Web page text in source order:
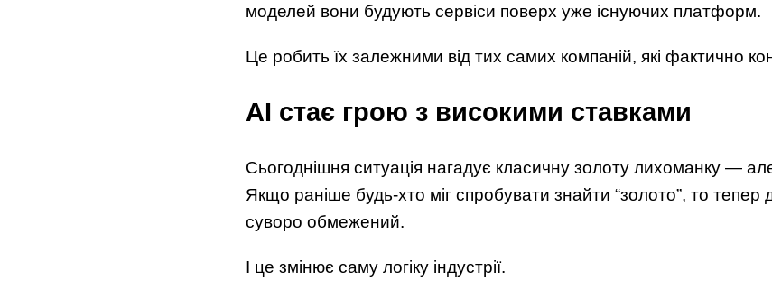
моделей вони будують сервіси поверх уже існуючих платформ.
Це робить їх залежними від тих самих компаній, які фактично
AI стає грою з високими ставками
Сьогоднішня ситуація нагадує класичну золоту лихоманку —
Якщо раніше будь-хто міг спробувати знайти “золото”, то тепер
суворо обмежений.
І це змінює саму логіку індустрії.